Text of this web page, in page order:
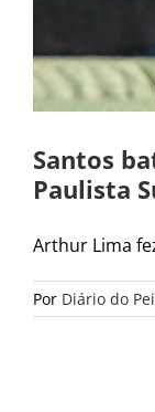
Santos
Paulista
Arthur Lima
Por Diário do